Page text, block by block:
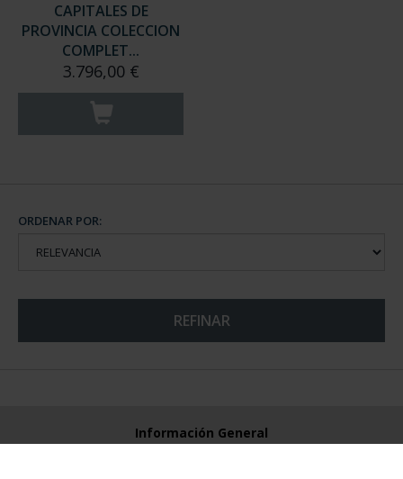
CAPITALES DE
PROVINCIA COLECCION
COMPLET...
3.796,00 €
ORDENAR POR:
REFINAR
Información General